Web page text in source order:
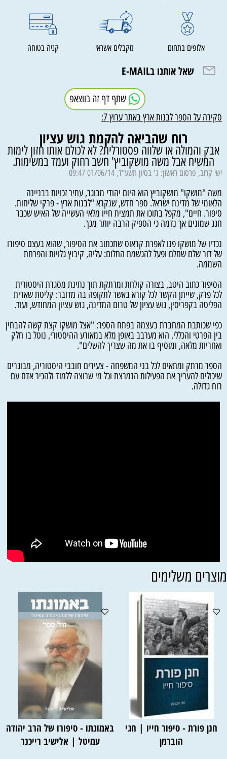
אלופים בתחום מקבלים אשראי קניה בטוחה
שאל אותנו בE-MAIL
שתף דף זה בווצאפ
סקירה על הספר לבנות ארץ באתר ערוץ 7:
רוח שהביאה להקמת גוש עציון
אבק והמולה או שלווה פסטורלית? לא לכולם אותו חזון לימות
המשיח אבל משה מושקוביץ' חשב רחוק ועמד במשימות.
ישי קרוב, פרסום ראשון: ג' בסיון תשע"ד, 01/06/14 09:47
משה "מושקו" מושקוביץ הוא היום יהודי מבוגר, עתיר זכויות בבניינה
הלאומי של מדינת ישראל. ספר חדש, שנקרא "לבנות ארץ - פרקי שליחות.
סיפור. חיים", מקפל בתוכו את תמצית חייו מלאי העשייה של האיש שכבר
חגג שמונים אך נדמה כי הספיק הרבה יותר מכך.
נכדיו של מושקו פנו לאפרת קראוס שתכתוב את הסיפור, שהוא בעצם סיפורו
של דור שלם שחלם ופעל להגשמת החלום: עליה, קיבוץ גלויות והפרחת
השממה.
הסיפור כתוב היטב, בצורה קולחת ומרתקת תוך נתינת מסגרת היסטורית
לכל פרק, שייתן הקשר לכל קורא באשר לתקופה בה מדובר: קליטת שארית
הפליטה בקפריסין, גוש עציון של טרום המדינה, גוש עציון המחודש, ועוד.
כפי שכותבת המחברת בעצמה בפתח הספר: "אצל מושקו קצת קשה להבחין
בין הפרטי והכללי. הוא מערבב באופן מלא במאורע ההיסטורי, נוטל בו חלק
ואחריות מלאה, ומוסיף בו את מה שצריך להשלים".
הספר מרתק ומתאים לכל בני המשפחה - צעירים חובבי היסטוריה, מבוגרים
שיכולים להעריך את הפעילות הנמרצת וכל מי שרוצה ללמוד ולהכיר אדם עם
רוח גדולה.
משלימים
חנן פורת - סיפור חייו | חגי
הוברמן
באמונתו - סיפורו של הרב יהודה
עמיטל | אלישיב רייכנר